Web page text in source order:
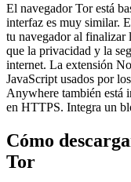
El navegador Tor está
interfaz es muy similar.
tu navegador al finalizar
que la privacidad y la
internet. La extensión
JavaScript usados por
Anywhere también está
en HTTPS. Integra un
Cómo
Tor